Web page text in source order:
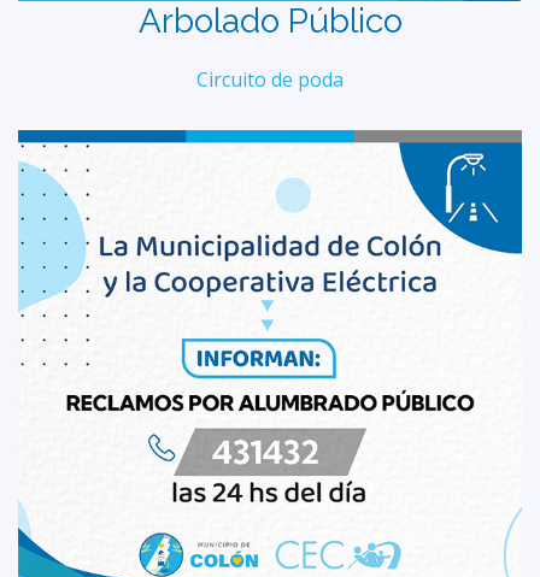
Arbolado Público
Circuito de poda